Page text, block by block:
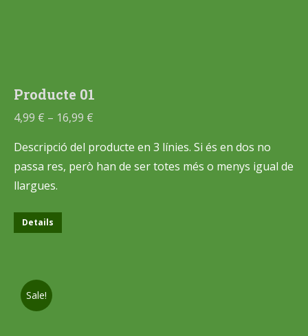
Producte 01
4,99 € – 16,99 €
Descripció del producte en 3 línies. Si és en dos no
passa res, però han de ser totes més o menys igual de
llargues.
Details
Sale!